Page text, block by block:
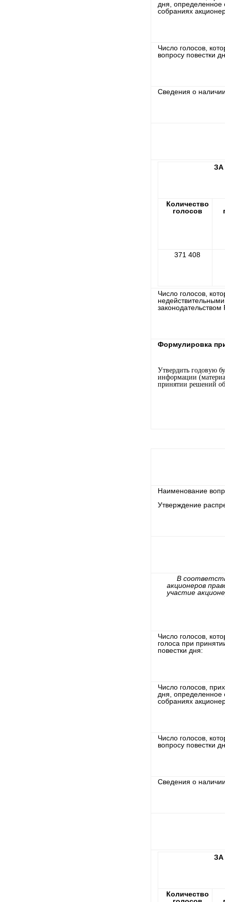
дня, определенное
собраниях
Число голосов,
вопросу повестки
Сведения о
ЗА
Количество
голосов
371 408
Число голосов,
Формулировка
Утвердить годовую
информации
принятии решений
Наименование
Утверждение
В
акционеров
участие
Число голосов,
голоса при
повестки дня:
Число голосов,
дня, определенное
собраниях
Число голосов,
вопросу повестки
Сведения о
ЗА
Количество